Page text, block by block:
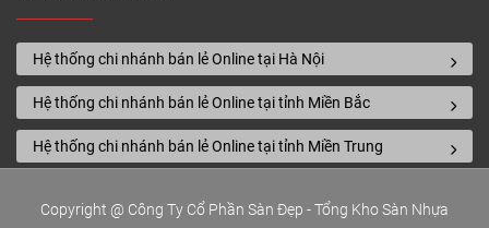
như ban đầu.
Hệ thống chi nhánh bán lẻ Online tại Hà Nội
Hệ thống chi nhánh bán lẻ Online tại tỉnh Miền Bắc
Hệ thống chi nhánh bán lẻ Online tại tỉnh Miền Trung
Copyright @ Công Ty Cổ Phần Sàn Đẹp - Tổng Kho Sàn Nhựa